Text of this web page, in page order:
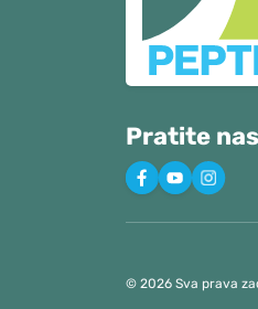
Pratite nas
© 2026 Sva prava